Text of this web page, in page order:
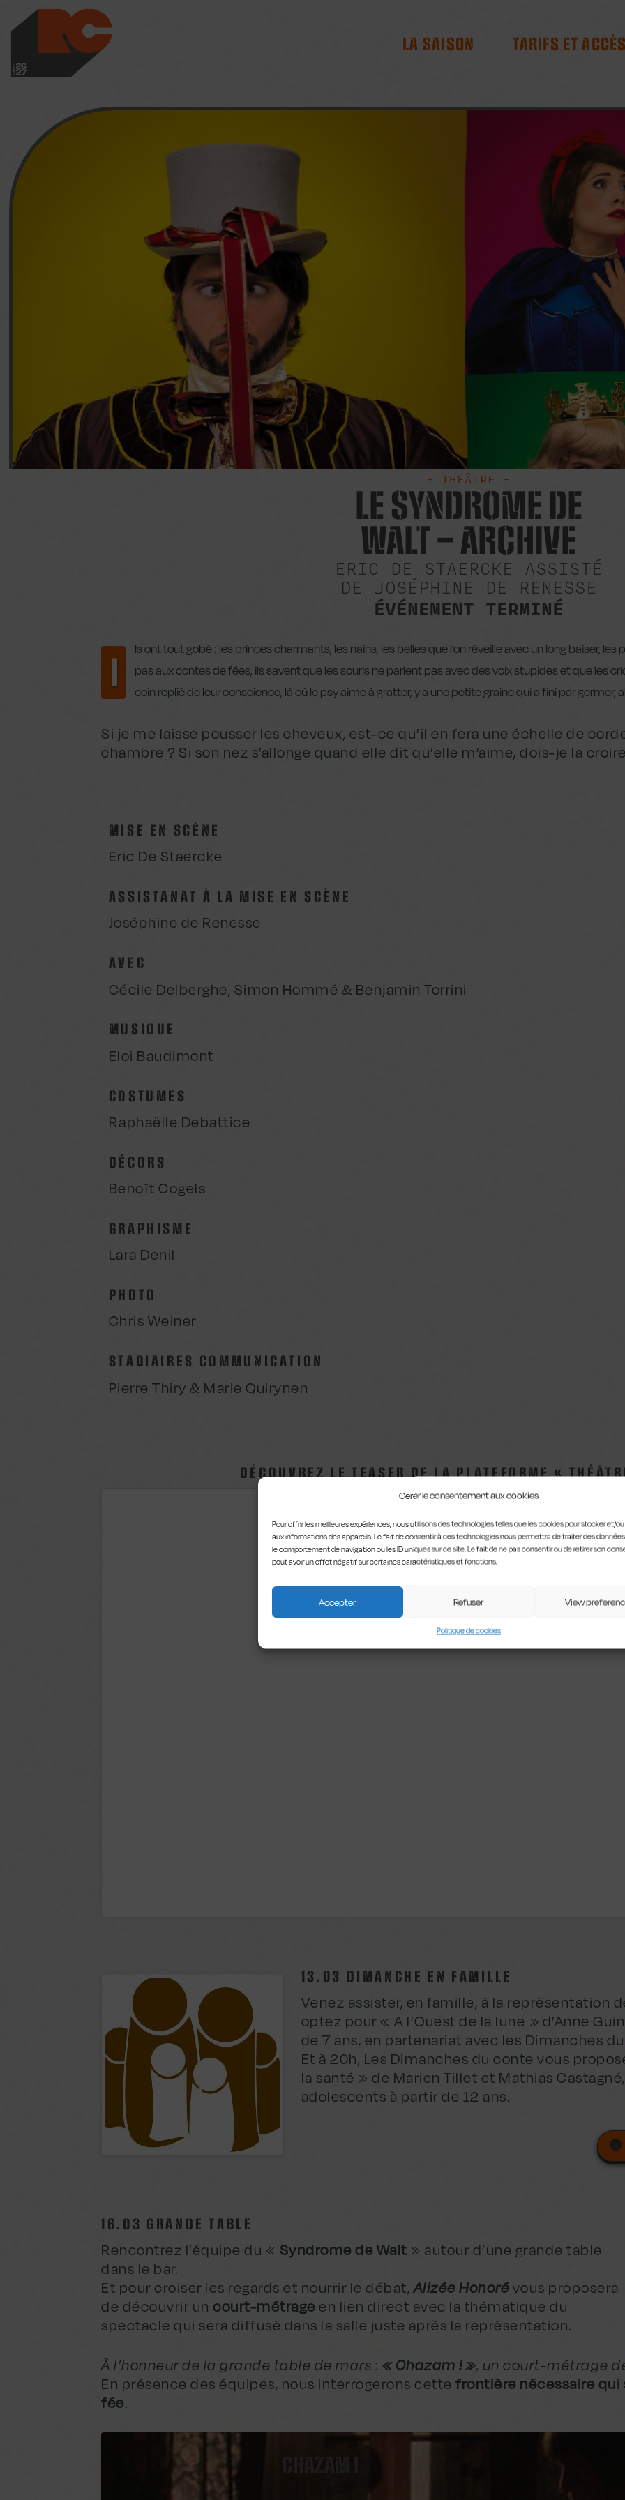
Gérer le consentement aux cookies
Pour offrir les meilleures expériences, nous utilisons des technologies telles que les cookies pour stocker et/
aux informations des appareils. Le fait de consentir à ces technologies nous permettra de traiter des
le comportement de navigation ou les ID uniques sur ce site. Le fait de ne pas consentir ou de retirer son
peut avoir un effet négatif sur certaines caractéristiques et fonctions.
Accepter Refuser View
Politique de cookies
LES RICHES-CLAIRES LA SAISON TARIFS ET
- THÉÂTRE -
LE SYNDROME DE
WALT – ARCHIVE
ERIC DE STAERCKE ASSISTÉ
DE JOSÉPHINE DE RENESSE
ÉVÉNEMENT TERMINÉ
I
ls ont tout gobé : les princes charmants, les nains, les belles que l’on réveille avec un long baiser,
pas aux contes de fées, ils savent que les souris ne parlent pas avec des voix stupides et que les
coin replié de leur conscience, là où le psy aime à gratter, y a une petite graine qui a fini par germer,
Si je me laisse pousser les cheveux, est-ce qu’il en fera une échelle de
chambre ? Si son nez s’allonge quand elle dit qu’elle m’aime, dois-je la
MISE EN SCÈNE
Eric De Staercke
ASSISTANAT À LA MISE EN SCÈNE
Joséphine de Renesse
AVEC
Cécile Delberghe, Simon Hommé & Benjamin Torrini
MUSIQUE
Eloi Baudimont
COSTUMES
Raphaëlle Debattice
DÉCORS
Benoît Cogels
GRAPHISME
Lara Denil
PHOTO
Chris Weiner
STAGIAIRES COMMUNICATION
Pierre Thiry & Marie Quirynen
DÉCOUVREZ LE TEASER DE LA PLATEFORME «
13.03 DIMANCHE EN FAMILLE
Venez assister, en famille, à la représentation
optez pour « A l’Ouest de la lune » d’Anne
de 7 ans, en partenariat avec les Dimanches
Et à 20h, Les Dimanches du conte vous
la santé » de Marien Tillet et Mathias
adolescents à partir de 12 ans.
16.03 GRANDE TABLE
Rencontrez l’équipe du « Syndrome de Walt » autour d’une grande table
dans le bar.
Et pour croiser les regards et nourrir le débat,Alizée Honoré vous proposera
de découvrir uncourt-métrage en lien direct avec la thématique du
spectacle qui sera diffusé dans la salle juste après la représentation.
À l’honneur de la grande table de mars : « Chazam ! », un court-métrage
En présence des équipes, nous interrogerons cettefrontière nécessaire qui
fée.